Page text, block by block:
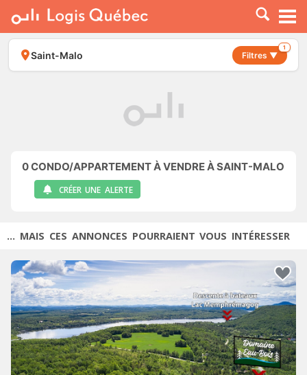
À LOUER
À VENDRE
PLACER UNE ANNONCE
Saint-Malo Filtres ▼
1
0CONDO/APPARTEMENT À VENDRE À SAINT-MALO
CRÉER UNE ALERTE
... MAIS CES ANNONCES POURRAIENT VOUS INTÉRESSER